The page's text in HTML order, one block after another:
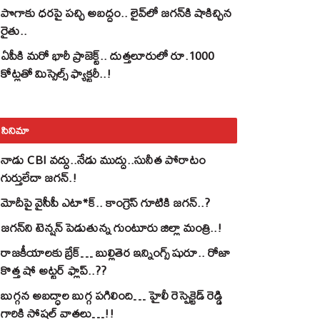
పొగాకు ధరపై పచ్చి అబద్దం.. లైవ్‌లో జగన్‌కి షాకిచ్చిన
రైతు..
ఏపీకి మరో భారీ ప్రాజెక్ట్.. దుత్తలూరులో రూ.1000
కోట్లతో మిస్సైల్స్ ఫ్యాక్టరీ..!
సినిమా
నాడు CBI వద్దు..నేడు ముద్దు..సునీత పోరాటం
గుర్తులేదా జగన్.!
మోదీపై వైసీపీ ఎటా*క్.. కాంగ్రెస్ గూటికి జగన్..?
జగన్‌ని టెన్షన్‌ పెడుతున్న గుంటూరు జిల్లా మంత్రి..!
రాజకీయాలకు బ్రేక్… బుల్లితెర ఇన్నింగ్స్ షురూ.. రోజా
కొత్త షో అట్టర్ ఫ్లాప్..??
బుగ్గన అబద్ధాల బుగ్గ పగిలింది… హైలీ రెస్పెక్టెడ్‌ రెడ్డి
గారికి సోషల్‌ వాతలు…!!